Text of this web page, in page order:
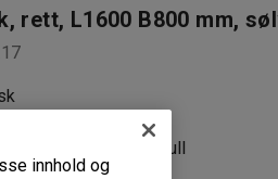
rett, L1600 B800 mm,
bordplate med kabelhull
innhold og